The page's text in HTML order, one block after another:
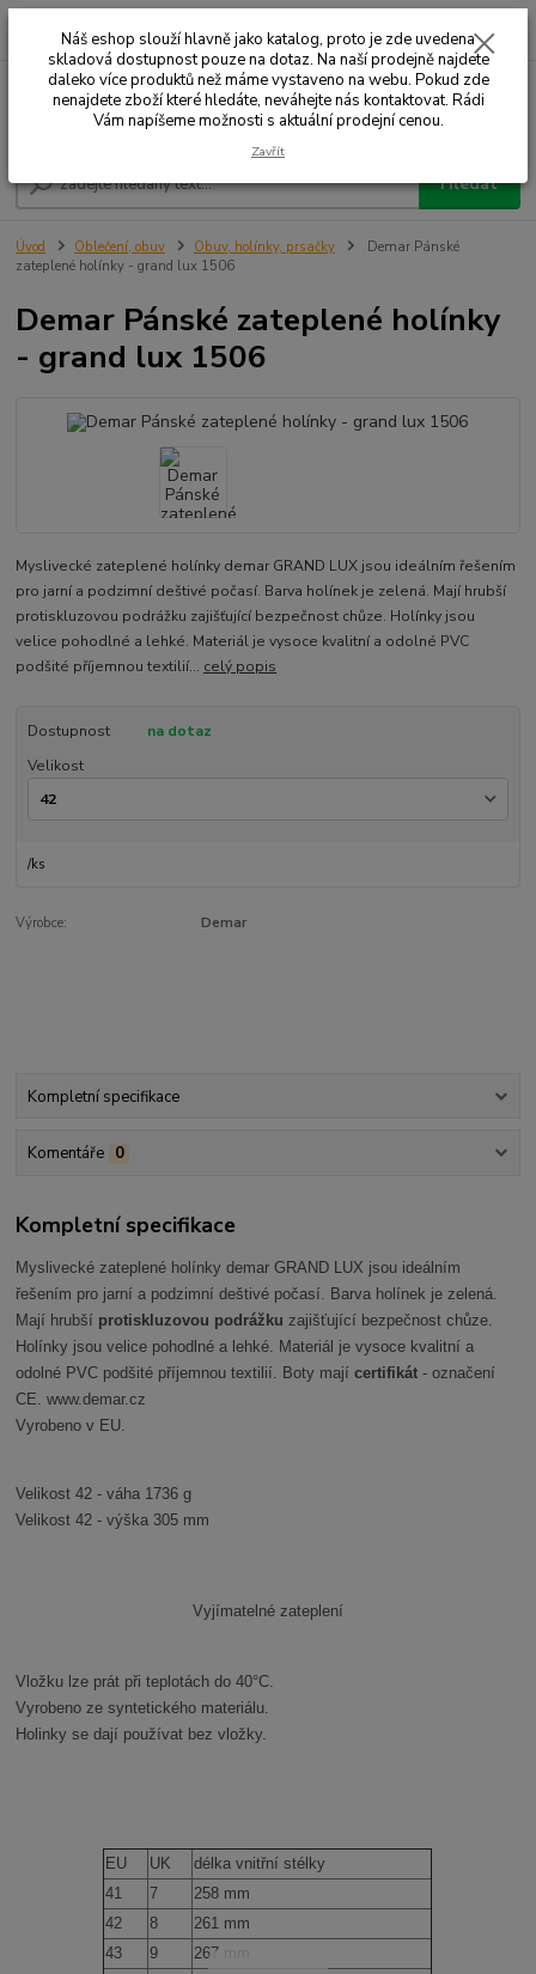
Menu
Hledat
+420 732 707 573 za
Úvod Oblečení, obuv Obuv, holínky, prsačky
Demar Pánské
zateplené holínky - grand lux 1506
Demar Pánské zateplené holínky
- grand lux 1506
Myslivecké zateplené holínky demar GRAND LUX jsou ideálním řešením
pro jarní a podzimní deštivé počasí. Barva holínek je zelená. Mají hrubší
protiskluzovou podrážku zajišťující bezpečnost chůze. Holínky jsou
velice pohodlné a lehké. Materiál je vysoce kvalitní a odolné PVC
podšité příjemnou textilií... celý popis
Dostupnost
na dotaz
Velikost
/ks
Výrobce: Demar
Kompletní specifikace
Komentáře 0
Kompletní specifikace
Myslivecké zateplené holínky demar GRAND LUX jsou ideálním
řešením pro jarní a podzimní deštivé počasí. Barva holínek je zelená.
Mají hrubší protiskluzovou podrážku zajišťující bezpečnost chůze.
Holínky jsou velice pohodlné a lehké. Materiál je vysoce kvalitní a
odolné PVC podšité příjemnou textilií. Boty majícertifikát- označení
CE. www.demar.cz
Vyrobeno v EU.
Velikost 42 - váha 1736 g
Velikost 42 - výška 305 mm
Vyjímatelné zateplení
Vložku lze prát při teplotách do 40°C.
Vyrobeno ze syntetického materiálu.
Holinky se dají používat bez vložky.
EU UK
délka vnitřní stélky
41
7
258 mm
42
8
261 mm
43
9
267 mm
Náš eshop slouží hlavně jako katalog, proto je zde uvedena
skladová dostupnost pouze na dotaz. Na naší prodejně najdete
daleko více produktů než máme vystaveno na webu. Pokud zde
nenajdete zboží které hledáte, neváhejte nás kontaktovat. Rádi
Vám napíšeme možnosti s aktuální prodejní cenou.
Zavřít